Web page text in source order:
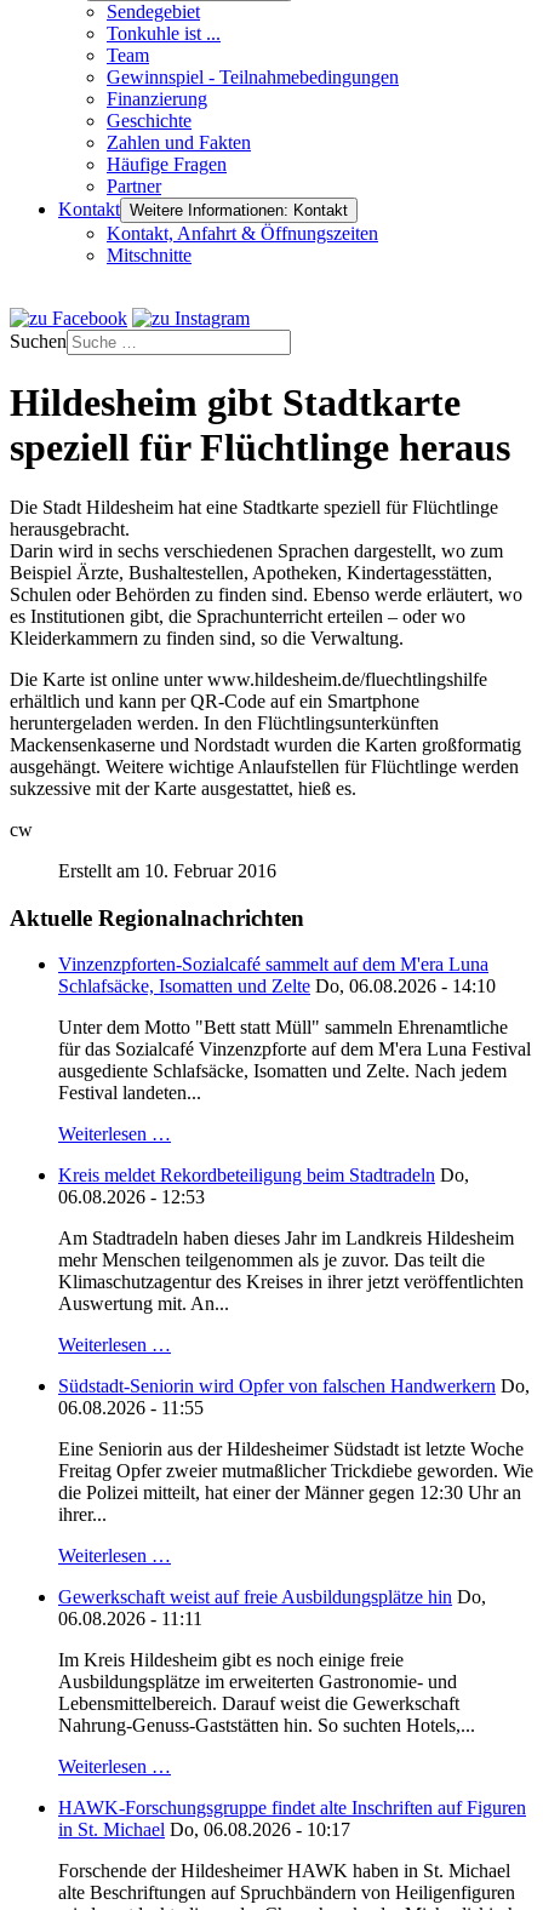
Sendegebiet
Tonkuhle ist ...
Team
Gewinnspiel - Teilnahmebedingungen
Finanzierung
Geschichte
Zahlen und Fakten
Häufige Fragen
Partner
Kontakt Weitere Informationen: Kontakt
Kontakt, Anfahrt & Öffnungszeiten
Mitschnitte
Suchen
Hildesheim gibt Stadtkarte
speziell für Flüchtlinge heraus
Die Stadt Hildesheim hat eine Stadtkarte speziell für Flüchtlinge
herausgebracht.
Darin wird in sechs verschiedenen Sprachen dargestellt, wo zum
Beispiel Ärzte, Bushaltestellen, Apotheken, Kindertagesstätten,
Schulen oder Behörden zu finden sind. Ebenso werde erläutert, wo
es Institutionen gibt, die Sprachunterricht erteilen – oder wo
Kleiderkammern zu finden sind, so die Verwaltung.
Die Karte ist online unter www.hildesheim.de/fluechtlingshilfe
erhältlich und kann per QR-Code auf ein Smartphone
heruntergeladen werden. In den Flüchtlingsunterkünften
Mackensenkaserne und Nordstadt wurden die Karten großformatig
ausgehängt. Weitere wichtige Anlaufstellen für Flüchtlinge werden
sukzessive mit der Karte ausgestattet, hieß es.
cw
Erstellt am 10. Februar 2016
Aktuelle Regionalnachrichten
Vinzenzpforten-Sozialcafé sammelt auf dem M'era Luna
Schlafsäcke, Isomatten und Zelte Do, 06.08.2026 - 14:10
Unter dem Motto "Bett statt Müll" sammeln Ehrenamtliche
für das Sozialcafé Vinzenzpforte auf dem M'era Luna Festival
ausgediente Schlafsäcke, Isomatten und Zelte. Nach jedem
Festival landeten...
Weiterlesen …
Kreis meldet Rekordbeteiligung beim Stadtradeln Do,
06.08.2026 - 12:53
Am Stadtradeln haben dieses Jahr im Landkreis Hildesheim
mehr Menschen teilgenommen als je zuvor. Das teilt die
Klimaschutzagentur des Kreises in ihrer jetzt veröffentlichten
Auswertung mit. An...
Weiterlesen …
Südstadt-Seniorin wird Opfer von falschen Handwerkern Do,
06.08.2026 - 11:55
Eine Seniorin aus der Hildesheimer Südstadt ist letzte Woche
Freitag Opfer zweier mutmaßlicher Trickdiebe geworden. Wie
die Polizei mitteilt, hat einer der Männer gegen 12:30 Uhr an
ihrer...
Weiterlesen …
Gewerkschaft weist auf freie Ausbildungsplätze hin Do,
06.08.2026 - 11:11
Im Kreis Hildesheim gibt es noch einige freie
Ausbildungsplätze im erweiterten Gastronomie- und
Lebensmittelbereich. Darauf weist die Gewerkschaft
Nahrung-Genuss-Gaststätten hin. So suchten Hotels,...
Weiterlesen …
HAWK-Forschungsgruppe findet alte Inschriften auf Figuren
in St. Michael Do, 06.08.2026 - 10:17
Forschende der Hildesheimer HAWK haben in St. Michael
alte Beschriftungen auf Spruchbändern von Heiligenfiguren